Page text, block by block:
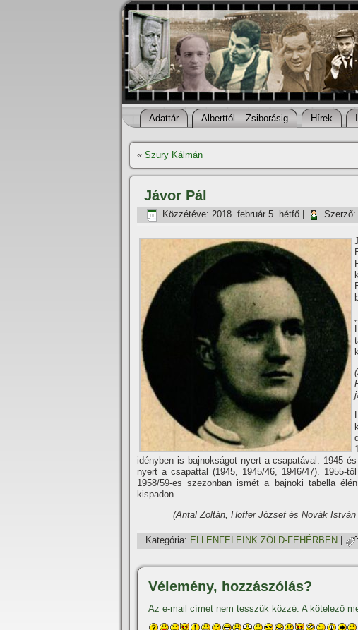
Adattár Alberttól – Zsiborásig Hí­rek
« Szury Kálmán
Jávor Pál
Közzétéve: 2018. február 5. hétfő Szerző:
idényben is bajnokságot nyert a csapatával. 1945
nyert a csapattal (1945, 1945/46, 1946/47). 1955-
1958/59-es szezonban ismét a bajnoki tabella
kispadon.
(Antal Zoltán, Hoffer József és Novák
Kategória: ELLENFELEINK ZÖLD-FEHÉRBEN
Vélemény, hozzászólás?
Az e-mail címet nem tesszük közzé. A kötelező